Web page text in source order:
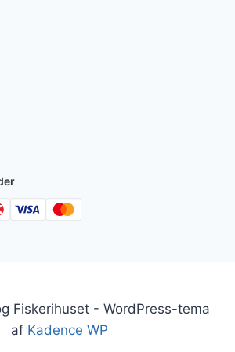
Fiskerihuset - WordPress-tema
af Kadence WP